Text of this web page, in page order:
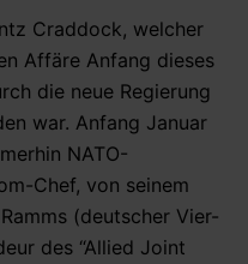
Craddock, welcher
Affäre Anfang dieses
die neue Regierung
war. Anfang Januar
NATO-
Chef, von seinem
(deutscher Vier-
des “Allied Joint